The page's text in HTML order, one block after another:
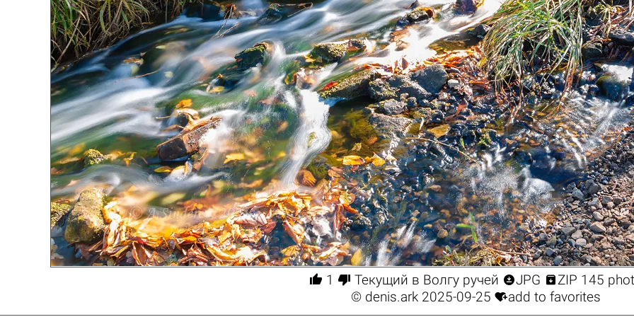
 1  Текущий в Волгу ручей JPG ZIP 145
© denis.ark2025-09-25 add to favorites